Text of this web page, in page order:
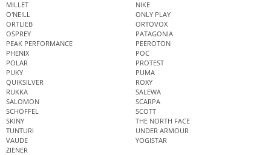
MILLET
NIKE
O'NEILL
ONLY PLAY
ORTLIEB
ORTOVOX
OSPREY
PATAGONIA
PEAK PERFORMANCE
PEEROTON
PHENIX
POC
POLAR
PROTEST
PUKY
PUMA
QUIKSILVER
ROXY
RUKKA
SALEWA
SALOMON
SCARPA
SCHÖFFEL
SCOTT
SKINY
THE NORTH FACE
TUNTURI
UNDER ARMOUR
VAUDE
YOGISTAR
ZIENER